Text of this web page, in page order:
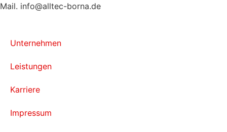
Mail. info@alltec-borna.de
Unternehmen
Leistungen
Karriere
Impressum